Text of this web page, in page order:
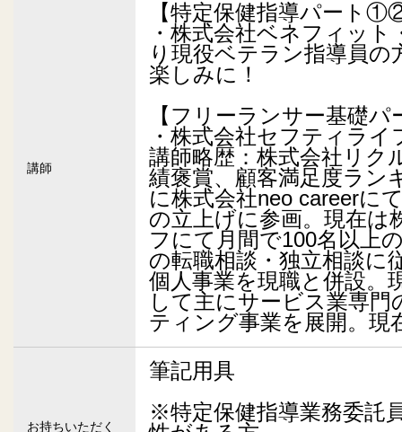
講師
【特定保健指導パート
・株式会社ベネフィッ
り現役ベテラン指導員の
楽しみに！
【フリーランサー基礎
・株式会社セフティラ
講師略歴：株式会社リク
績褒賞、顧客満足度ラン
に株式会社neo careerに
の立上げに参画。現在は
フにて月間で100名以上
の転職相談・独立相談に
個人事業を現職と併設。
して主にサービス業専門
ティング事業を展開。現
お持ちいただく
筆記用具
※特定保健指導業務委託